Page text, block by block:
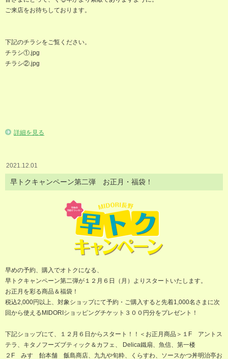
ご来店をお待ちしております。
下記のチラシをご覧ください。
チラシ①.jpg
チラシ②.jpg
詳細を見る
2021.12.01
早トクキャンペーン第二弾 お正月・福袋！
早めの予約、購入でオトクになる、
早トクキャンペーン第二弾が１２月６日（月）よりスタートいたします。
お正月を彩る商品＆福袋！
税込2,000円以上、対象ショップにて予約・ご購入すると先着1,000名さまに次
回から使えるMIDORIショッピングチケット３００円分をプレゼント！
下記ショップにて、１２月６日からスタート！！＜お正月商品＞１F アントス
テラ、キタノフーズブティック＆カフェ、 Delica鐵扇、魚信、第一楼
２F みすゞ飴本舗 飯島商店、九九や旬粋、くらすわ、ソースかつ丼明治亭お